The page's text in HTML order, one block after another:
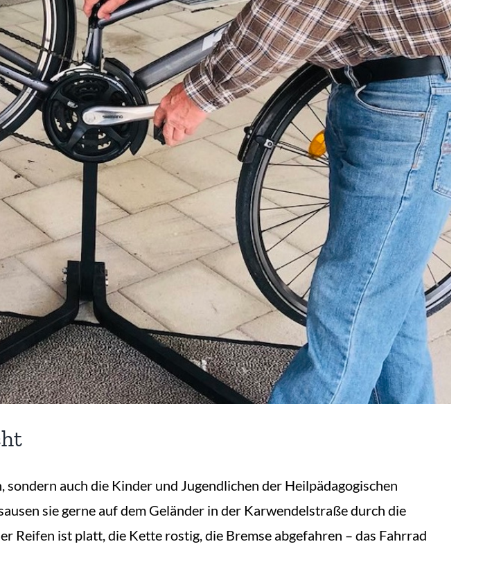
auch die Kinder und Jugendlichen der Heilpädagogischen
sie gerne auf dem Geländer in der Karwendelstraße durch die
Reifen ist platt, die Kette rostig, die Bremse abgefahren – das Fahrrad